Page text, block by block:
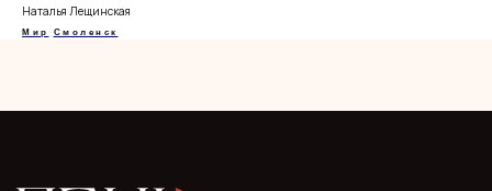
Наталья Лещинская
Мир Смоленск